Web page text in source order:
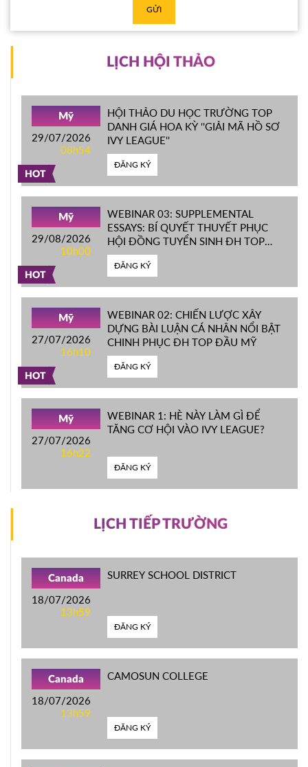
GỬI
LỊCH HỘI THẢO
HOT
Mỹ
29/07/2026
08h54
HỘI THẢO DU HỌC TRƯỜNG TOP
DANH GIÁ HOA KỲ ''GIẢI MÃ HỒ SƠ
IVY LEAGUE''
ĐĂNG KÝ
HOT
Mỹ
29/08/2026
10h00
WEBINAR 03: SUPPLEMENTAL
ESSAYS: BÍ QUYẾT THUYẾT PHỤC
HỘI ĐỒNG TUYỂN SINH ĐH TOP
ĐẦU MỸ
ĐĂNG KÝ
HOT
Mỹ
27/07/2026
16h10
WEBINAR 02: CHIẾN LƯỢC XÂY
DỰNG BÀI LUẬN CÁ NHÂN NỔI BẬT
CHINH PHỤC ĐH TOP ĐẦU MỸ
ĐĂNG KÝ
Mỹ
27/07/2026
16h22
WEBINAR 1: HÈ NÀY LÀM GÌ ĐỂ
TĂNG CƠ HỘI VÀO IVY LEAGUE?
ĐĂNG KÝ
LỊCH TIẾP TRƯỜNG
Canada
18/07/2026
13h59
SURREY SCHOOL DISTRICT
ĐĂNG KÝ
Canada
18/07/2026
13h59
CAMOSUN COLLEGE
ĐĂNG KÝ